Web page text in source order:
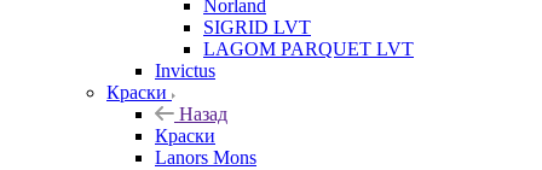
Norland
SIGRID LVT
LAGOM PARQUET LVT
Invictus
Краски
Назад
Краски
Lanors Mons